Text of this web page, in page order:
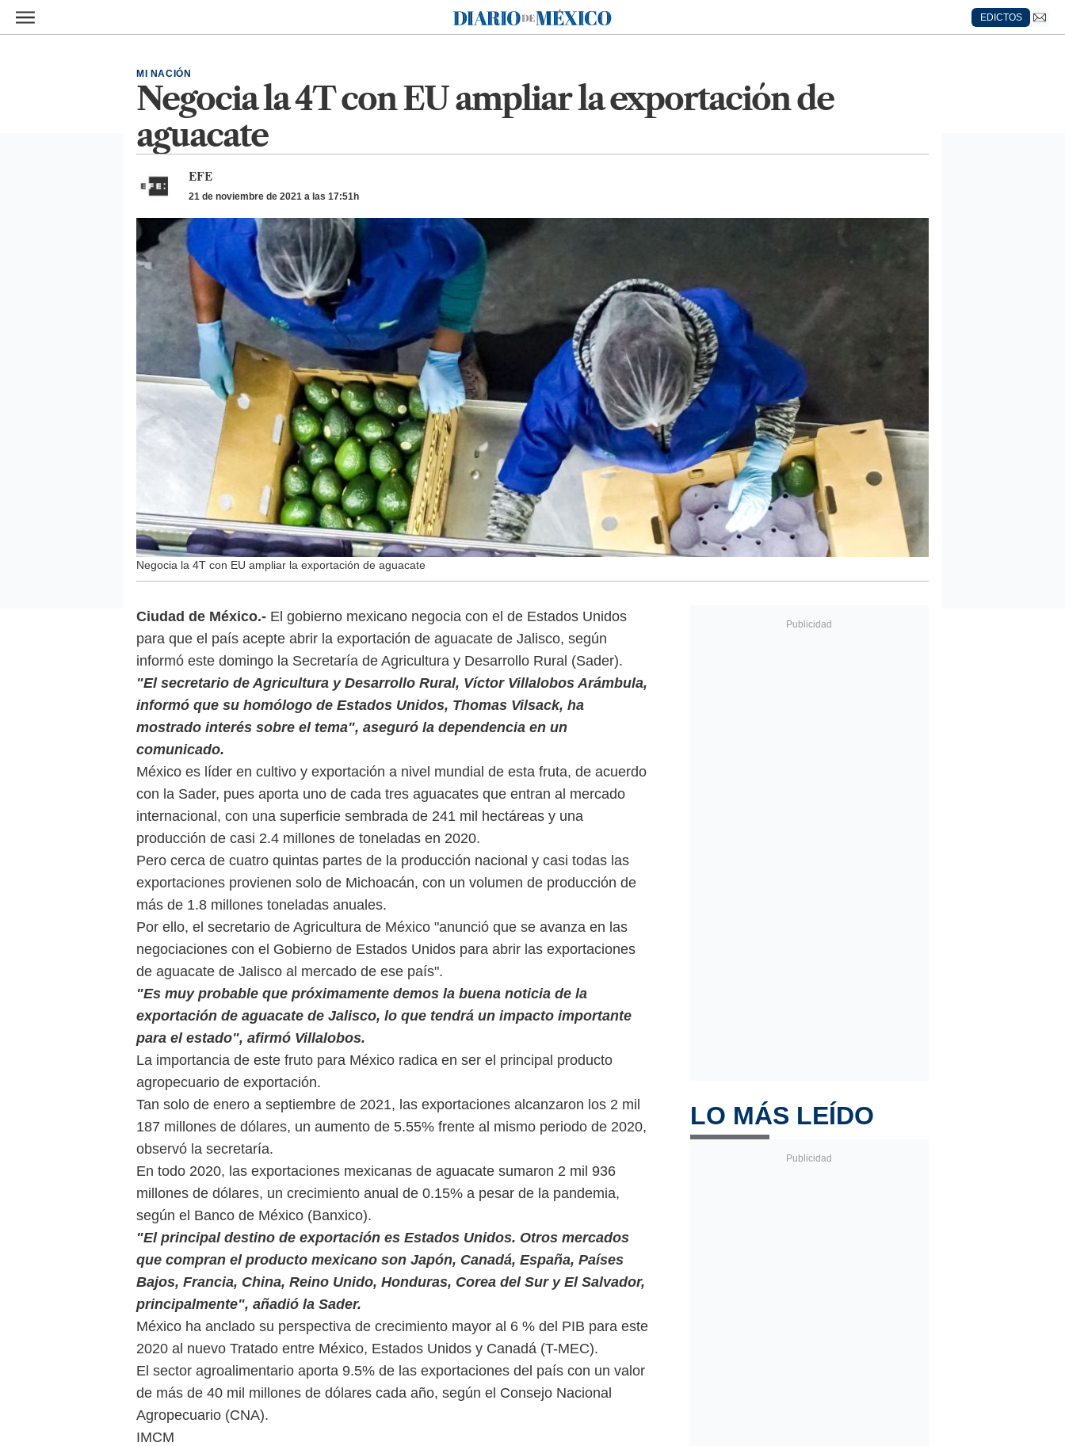
Ir al contenido principal
Diario de México
EDICTOS
Negocia la 4T con EU ampliar la exportación de
aguacate
MI NACIÓN
EFE
21 de noviembre de 2021 a las 17:51h
Negocia la 4T con EU ampliar la exportación de aguacate
Ciudad de México.- El gobierno mexicano negocia con el de Estados Unidos
para que el país acepte abrir la exportación de aguacate de Jalisco, según
informó este domingo la Secretaría de Agricultura y Desarrollo Rural (Sader).
"El secretario de Agricultura y Desarrollo Rural, Víctor Villalobos Arámbula,
informó que su homólogo de Estados Unidos, Thomas Vilsack, ha
mostrado interés sobre el tema", aseguró la dependencia en un
comunicado.
México es líder en cultivo y exportación a nivel mundial de esta fruta, de acuerdo
con la Sader, pues aporta uno de cada tres aguacates que entran al mercado
internacional, con una superficie sembrada de 241 mil hectáreas y una
producción de casi 2.4 millones de toneladas en 2020.
Pero cerca de cuatro quintas partes de la producción nacional y casi todas las
exportaciones provienen solo de Michoacán, con un volumen de producción de
más de 1.8 millones toneladas anuales.
Por ello, el secretario de Agricultura de México "anunció que se avanza en las
negociaciones con el Gobierno de Estados Unidos para abrir las exportaciones
de aguacate de Jalisco al mercado de ese país".
"Es muy probable que próximamente demos la buena noticia de la
exportación de aguacate de Jalisco, lo que tendrá un impacto importante
para el estado", afirmó Villalobos.
La importancia de este fruto para México radica en ser el principal producto
agropecuario de exportación.
Tan solo de enero a septiembre de 2021, las exportaciones alcanzaron los 2 mil
187 millones de dólares, un aumento de 5.55% frente al mismo periodo de 2020,
observó la secretaría.
En todo 2020, las exportaciones mexicanas de aguacate sumaron 2 mil 936
millones de dólares, un crecimiento anual de 0.15% a pesar de la pandemia,
según el Banco de México (Banxico).
"El principal destino de exportación es Estados Unidos. Otros mercados
que compran el producto mexicano son Japón, Canadá, España, Países
Bajos, Francia, China, Reino Unido, Honduras, Corea del Sur y El Salvador,
principalmente", añadió la Sader.
México ha anclado su perspectiva de crecimiento mayor al 6 % del PIB para este
2020 al nuevo Tratado entre México, Estados Unidos y Canadá (T-MEC).
El sector agroalimentario aporta 9.5% de las exportaciones del país con un valor
de más de 40 mil millones de dólares cada año, según el Consejo Nacional
Agropecuario (CNA).
IMCM
LO MÁS LEÍDO